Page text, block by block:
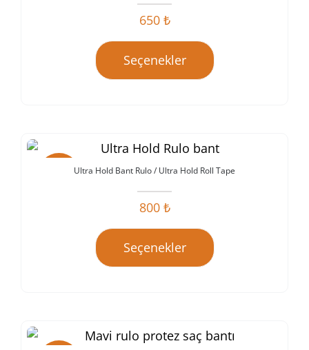
650 ₺
Seçenekler
İndirim!Ultra Hold Bant Rulo / Ultra Hold Roll Tape
800 ₺
Seçenekler